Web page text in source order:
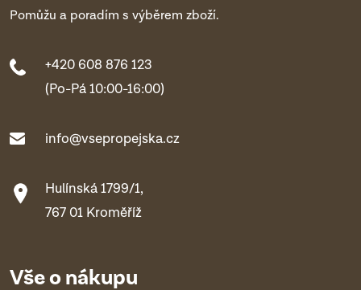
Pomůžu a poradím s výběrem zboží.
+420 608 876 123
(Po-Pá 10:00-16:00)
info@vsepropejska.cz
Hulínská 1799/1,
767 01 Kroměříž
Vše o nákupu